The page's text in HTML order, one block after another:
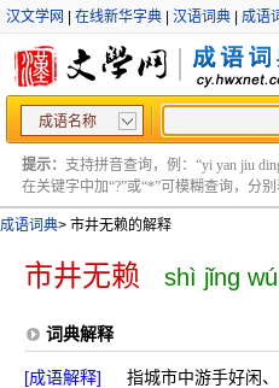
汉文学网 在线新华字典 汉语词典 成语
成语名称
提示： 支持拼音查询，例：“yi yan jiu
在关键字中加“?”或“*”可模糊查询，分
成语词典> 市井无赖的解释
市井无赖 shì jǐng
词典解释
[成语解释]
指城市中游手好闲